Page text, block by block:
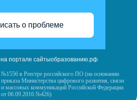
о проблеме
портале сайтыобразованию.рф
№1556 в Реестре российского ПО (на основании
приказа Министерства цифрового развития, связи
и массовых коммуникаций Российской Федерации
от 06.09.2016 №426)